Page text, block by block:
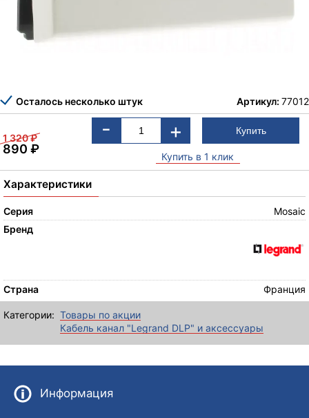
Осталось несколько штук Артикул: 77012
1 320₽
890₽
- +
Купить в 1 клик
Характеристики
Серия
Mosaic
Бренд
Страна Франция
Категории: Товары по акции
Кабель канал "Legrand DLP" и аксессуары
Информация